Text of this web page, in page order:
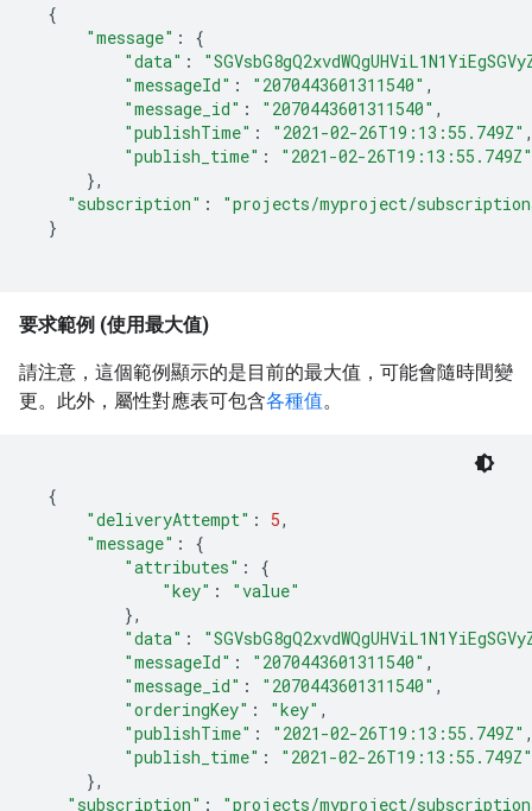
{
"message" :
{
"data" :
"messageId" : "2070443601311540"
"message_id" : "2070443601311540"
"publishTime" :
"2021-02-26T19:13:55.749Z"
"publish_time" :
"2021-02-26T19:13:55.749Z"
}
"subscription" :
"projects/myproject/
}
要求範例 (使用最大值)
請注意，這個範例顯示的是目前的最大值，可能會隨時間變
更。此外，屬性對應表可包含各種值。
{
"deliveryAttempt" : 5
"message" :
{
"attributes" :
{
"key" :
"value"
}
"data" :
"messageId" : "2070443601311540"
"message_id" : "2070443601311540"
"orderingKey" : "key"
"publishTime" :
"2021-02-26T19:13:55.749Z"
"publish_time" :
"2021-02-26T19:13:55.749Z"
}
"subscription" : "projects/myproject/